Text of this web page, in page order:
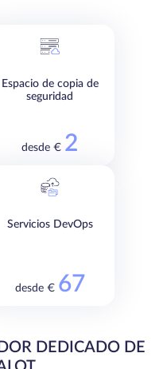
Espacio de copia de
seguridad
desde € 2
Servicios DevOps
desde € 67
DEDICADO DE